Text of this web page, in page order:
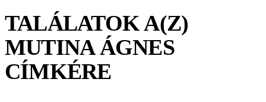
TALÁLATOK A(Z)
MUTINA ÁGNES
CÍMKÉRE